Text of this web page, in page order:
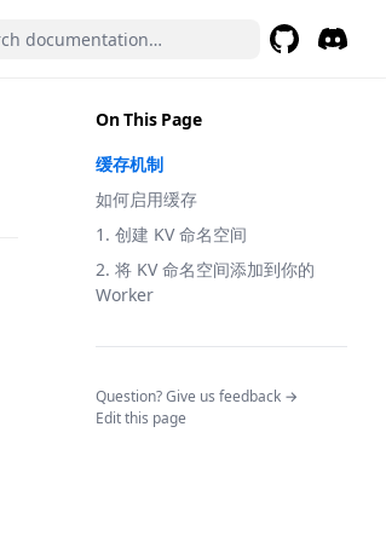
On This Page
缓存机制
如何启用缓存
1. 创建 KV 命名空间
2. 将 KV 命名空间添加到你的
Worker
Question? Give us feedback →
Edit this page